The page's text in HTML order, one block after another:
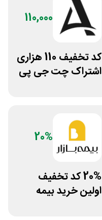
110,000
کد تخفیف 110 هزاری
اشتراک چت جی پی
20%
20% کد تخفیف
اولین خرید بیمه